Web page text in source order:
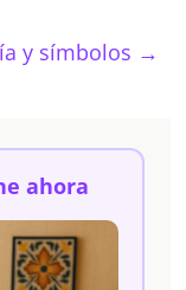
y símbolos →
ahora